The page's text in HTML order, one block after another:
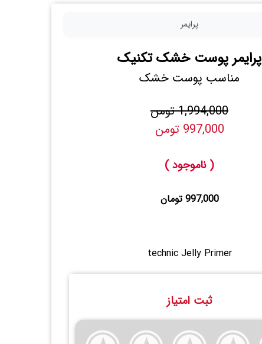
پرایمر
پرایمر پوست خشک تکنیک
مناسب پوست خشک
1,994,000 تومن
997,000 تومن
( ناموجود )
997,000 تومان
technic Jelly Primer
ثبت امتیاز